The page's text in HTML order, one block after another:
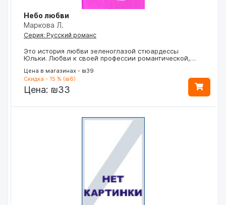
Небо любви
Маркова Л.
Серия: Русский романс
Это история любви зеленоглазой стюардессы
Юльки. Любви к своей профессии романтической,…
Цена в магазинах - ₪39
Скидка - 15 % (₪6)
Цена: ₪33